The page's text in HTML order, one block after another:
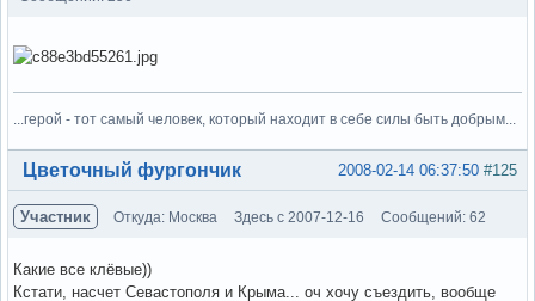
...герой - тот самый человек, который находит в себе силы быть добрым...
Вне форума #125
2008-02-14 06:37:50
Цветочный фургончик
Участник Откуда: Москва Здесь с 2007-12-16 Сообщений: 62
Какие все клёвые))
Кстати, насчет Севастополя и Крыма... оч хочу съездить, вообще